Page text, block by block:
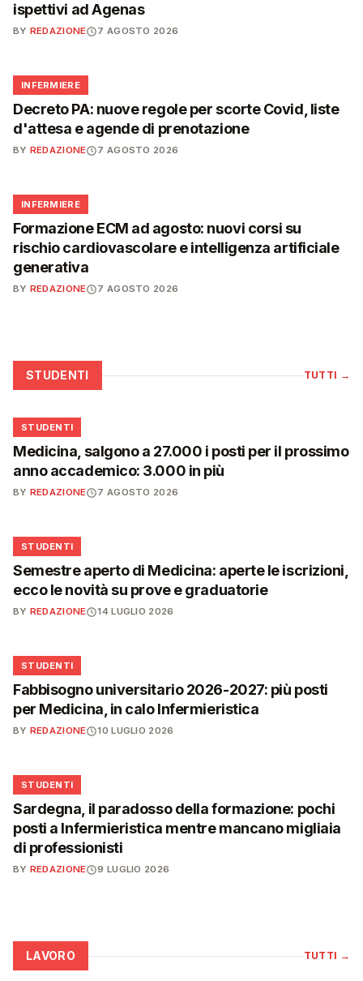
ispettivi ad Agenas
BY REDAZIONE 7 AGOSTO 2026
🩺
INFERMIERE
Decreto PA: nuove regole per scorte Covid, liste
d'attesa e agende di prenotazione
BY REDAZIONE 7 AGOSTO 2026
🩺
INFERMIERE
Formazione ECM ad agosto: nuovi corsi su
rischio cardiovascolare e intelligenza artificiale
generativa
BY REDAZIONE 7 AGOSTO 2026
STUDENTI TUTTI →
🎓
STUDENTI
Medicina, salgono a 27.000 i posti per il prossimo
anno accademico: 3.000 in più
BY REDAZIONE 7 AGOSTO 2026
🎓
STUDENTI
Semestre aperto di Medicina: aperte le iscrizioni,
ecco le novità su prove e graduatorie
BY REDAZIONE 14 LUGLIO 2026
🎓
STUDENTI
Fabbisogno universitario 2026-2027: più posti
per Medicina, in calo Infermieristica
BY REDAZIONE 10 LUGLIO 2026
🎓
STUDENTI
Sardegna, il paradosso della formazione: pochi
posti a Infermieristica mentre mancano migliaia
di professionisti
BY REDAZIONE 9 LUGLIO 2026
LAVORO TUTTI →